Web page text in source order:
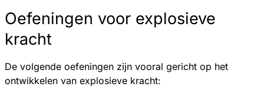
Oefeningen voor explosieve
kracht
De volgende oefeningen zijn vooral gericht op het
ontwikkelen van explosieve kracht: